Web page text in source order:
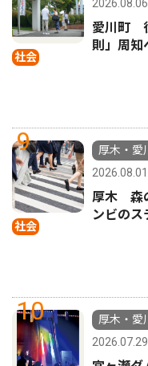
社会
2026.08.06
愛川町
則」周知
9
社会
厚木・愛
2026.08.01
厚木 森
ンビのス
10
厚木・愛
2026.07.29